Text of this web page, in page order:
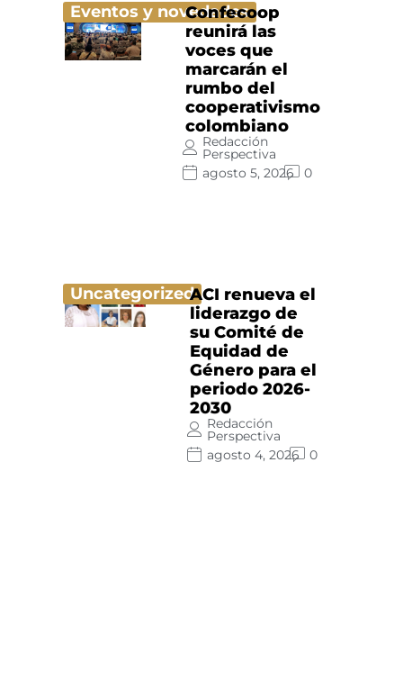
Eventos y novedades
Confecoop
reunirá las
voces que
marcarán el
rumbo del
cooperativismo
colombiano
Redacción
Perspectiva
agosto 5, 2026
0
UncategorizedACI renueva el
liderazgo de
su Comité de
Equidad de
Género para el
periodo 2026-
2030
Redacción
Perspectiva
agosto 4, 2026
0